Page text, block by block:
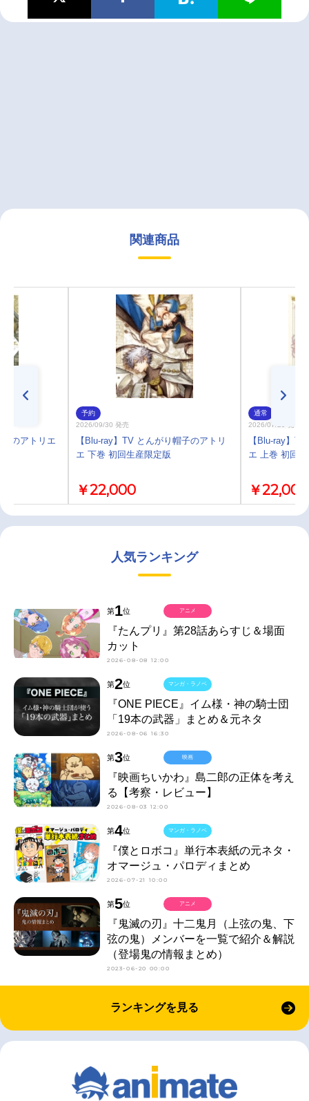
関連商品
のアトリエ
予約
2026/09/30 発売
【Blu-ray】TV とんがり帽子のアトリ
エ 下巻 初回生産限定版
￥22,000
通常
2026/07/29 発売
【Blu-ray】
エ 上巻 初回
￥22,000
人気ランキング
第1位
『たんプリ』第28話あらすじ＆場面
カット
2026-08-08 12:00
アニメ
第2位
『ONE PIECE』イム様・神の騎士団
「19本の武器」まとめ＆元ネタ
2026-08-06 16:30
マンガ・ラノベ
第3位
『映画ちいかわ』島二郎の正体を考え
る【考察・レビュー】
2026-08-03 12:00
映画
第4位
『僕とロボコ』単行本表紙の元ネタ・
オマージュ・パロディまとめ
2026-07-21 10:00
マンガ・ラノベ
第5位
『鬼滅の刃』十二鬼月（上弦の鬼、下
弦の鬼）メンバーを一覧で紹介＆解説
（登場鬼の情報まとめ）
2023-06-20 00:00
アニメ
ランキングを見る